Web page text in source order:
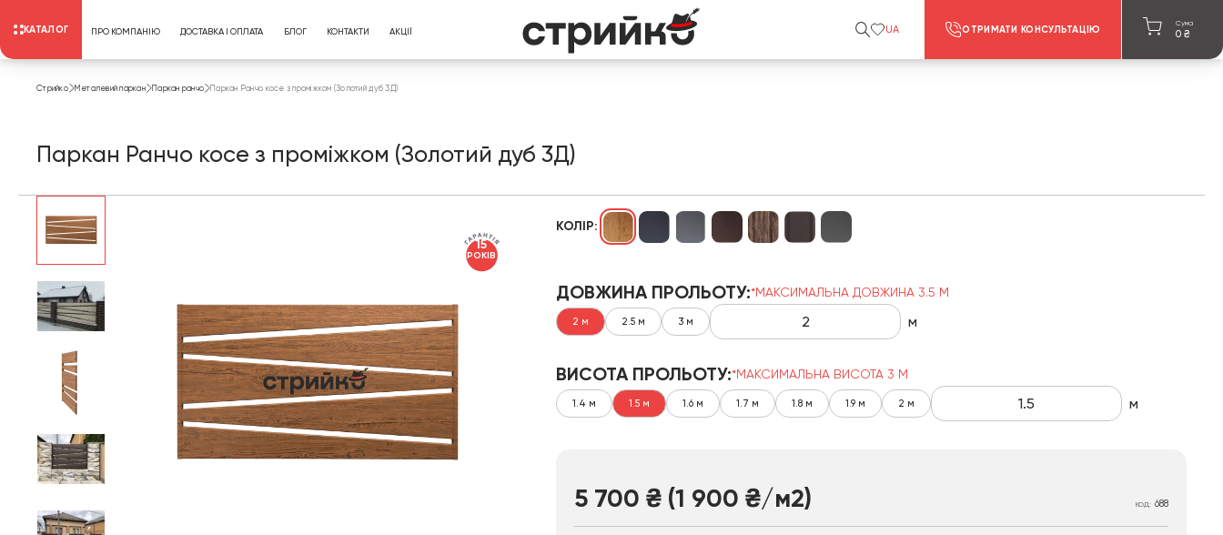
КАТАЛОГ ПРО КОМПАНІЮ ДОСТАВКА І ОПЛАТА БЛОГ КОНТАКТИ АКЦІЇ UA ОТРИМАТИ КОНСУЛЬТАЦІЮ
Сума
0 ₴
Стрийко Металевий паркан Паркан ранчо Паркан Ранчо косе з проміжком (Золотий дуб 3Д)
Паркан Ранчо косе з проміжком (Золотий дуб 3Д)
15
РОКІВ
КОЛІР:
ДОВЖИНА ПРОЛЬОТУ:*МАКСИМАЛЬНА ДОВЖИНА 3.5 М
2 м 2.5 м 3 м м
ВИСОТА ПРОЛЬОТУ:*МАКСИМАЛЬНА ВИСОТА 3 М
1.4 м 1.5 м 1.6 м 1.7 м 1.8 м 1.9 м 2 м м
5 700₴ (1 900₴/м2) КОД: 688